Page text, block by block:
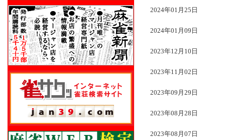
2024年01月25日
2024年01月09日
2023年12月10日
2023年11月02日
2023年09月29日
2023年08月28日
2023年08月07日